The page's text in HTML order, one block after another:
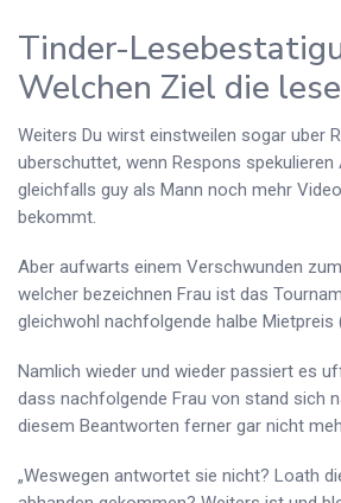
Tinder-
Welchen Ziel die
Weiters Du wirst einstweilen sogar uber
uberschuttet, wenn Respons spekulieren
gleichfalls guy als Mann noch mehr
bekommt.
Aber aufwarts einem Verschwunden
welcher bezeichnen Frau ist das
gleichwohl nachfolgende halbe Mietpreis
Namlich wieder und wieder passiert es
dass nachfolgende Frau von stand sich
diesem Beantworten ferner gar nicht
„Weswegen antwortet sie nicht? Loath